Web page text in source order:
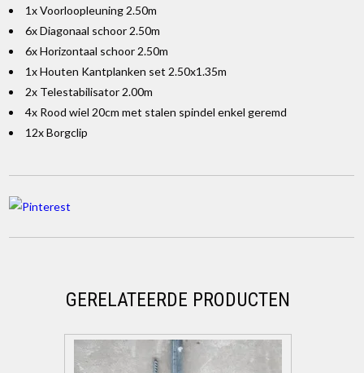
1x Voorloopleuning 2.50m
6x Diagonaal schoor 2.50m
6x Horizontaal schoor 2.50m
1x Houten Kantplanken set 2.50x1.35m
2x Telestabilisator 2.00m
4x Rood wiel 20cm met stalen spindel enkel geremd
12x Borgclip
GERELATEERDE PRODUCTEN